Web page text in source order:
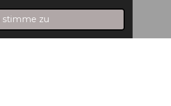
stimme zu
s
t
t